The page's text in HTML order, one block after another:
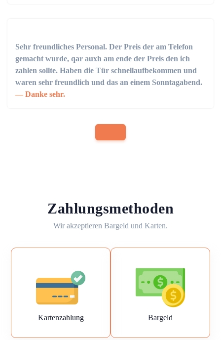
Sehr freundliches Personal. Der Preis der am Telefon
gemacht wurde, qar auxh am ende der Preis den ich
zahlen sollte. Haben die Tür schnellaufbekommen und
waren sehr freundlich und das an einem Sonntagabend.
Danke sehr.
Zahlungsmethoden
Wir akzeptieren Bargeld und Karten.
Kartenzahlung Bargeld